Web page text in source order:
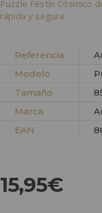
Puzzle Festín Cósmico
rápida y segura.
Referencia
Modelo
Tamaño
Marca
EAN
15,95€